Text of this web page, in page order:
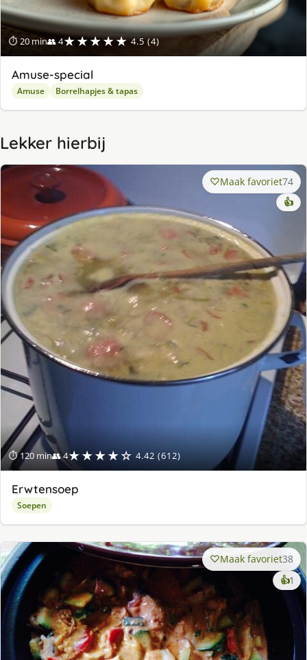
⏱ 20 min👥 4★★★★★ 4.5 (4)
Amuse-special
Amuse Borrelhapjes & tapas
Lekker hierbij
⏱ 120 min👥 4★★★★☆ 4.42 (612)
Maak favoriet74
👍
Erwtensoep
Soepen
Maak favoriet38
👍1